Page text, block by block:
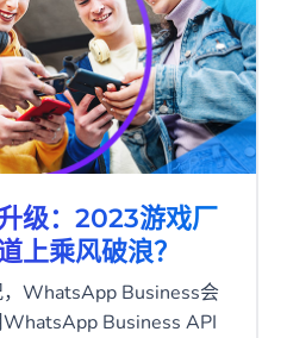
级：2023游戏厂
上乘风破浪？
WhatsApp Business会
Business API